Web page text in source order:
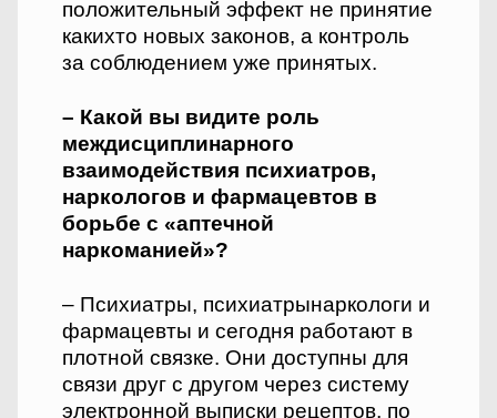
положительный эффект не принятие
каких­то новых законов, а контроль
за соблюдением уже принятых.
– Какой вы видите роль
междисциплинарного
взаимодействия психиатров,
наркологов и фармацевтов в
борьбе с «аптечной
наркоманией»?
– Психиатры, психиатры­наркологи и
фармацевты и сегодня работают в
плотной связке. Они доступны для
связи друг с другом через систему
электронной выписки рецептов, по